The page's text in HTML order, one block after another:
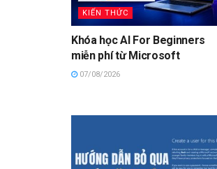
KIẾN THỨC
Khóa học AI For Beginners
miễn phí từ Microsoft
07/08/2026